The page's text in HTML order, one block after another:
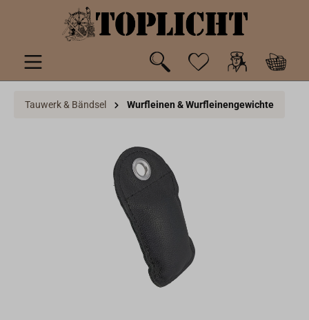
springen
Tauwerk & Bändsel Wurfleinen & Wurfleinengewichte